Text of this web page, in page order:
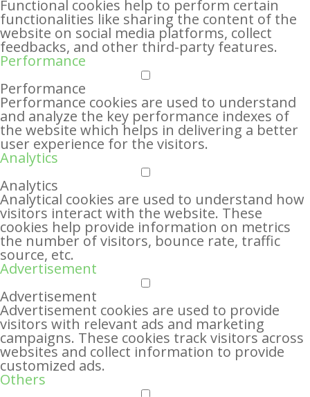
Functional cookies help to perform certain
functionalities like sharing the content of the
website on social media platforms, collect
feedbacks, and other third-party features.
Performance
Performance
Performance cookies are used to understand
and analyze the key performance indexes of
the website which helps in delivering a better
user experience for the visitors.
Analytics
Analytics
Analytical cookies are used to understand how
visitors interact with the website. These
cookies help provide information on metrics
the number of visitors, bounce rate, traffic
source, etc.
Advertisement
Advertisement
Advertisement cookies are used to provide
visitors with relevant ads and marketing
campaigns. These cookies track visitors across
websites and collect information to provide
customized ads.
Others